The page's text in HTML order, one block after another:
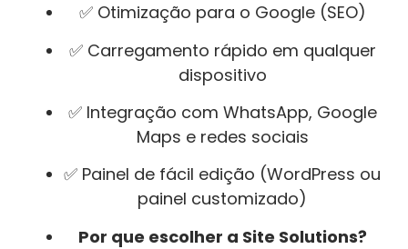
✅ Otimização para o Google (SEO)
✅ Carregamento rápido em qualquer
dispositivo
✅ Integração com WhatsApp, Google
Maps e redes sociais
✅ Painel de fácil edição (WordPress ou
painel customizado)
Por que escolher a Site Solutions?